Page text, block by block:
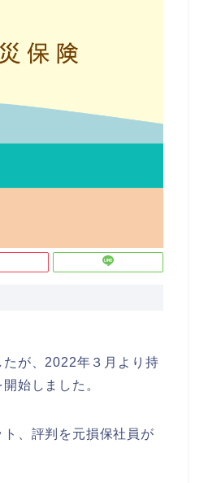
が、2022年３月より持
始しました。
、評判を元損保社員が